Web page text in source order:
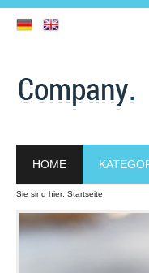
HOME
Sie sind hier: Startseite